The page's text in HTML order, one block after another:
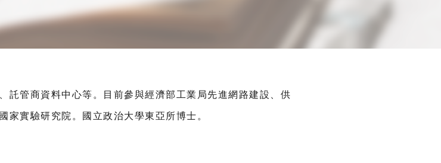
託管商資料中心等。目前參與經濟部工業局先進網路建設、供
家實驗研究院。國立政治大學東亞所博士。